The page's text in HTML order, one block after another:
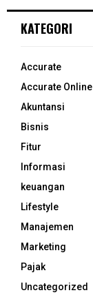
KATEGORI
Accurate
Accurate Online
Akuntansi
Bisnis
Fitur
Informasi
keuangan
Lifestyle
Manajemen
Marketing
Pajak
Uncategorized